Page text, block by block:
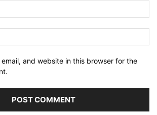
email, and website in this browser for the